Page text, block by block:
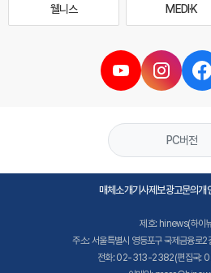
웰니스 MEDI·K
PC버전
매체소개기사제보광고문의개
제호: hinews(하이
주소: 서울특별시 영등포구 국제금융로
전화: 02-313-2382(편집국: